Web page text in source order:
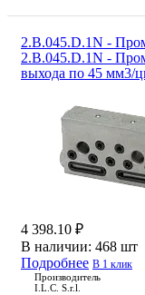
2.B.045.D.1N -
2.B.045.D.1N -
выхода по 45 мм3/
4 398.10 ₽
В наличии: 468 шт
Подробнее В 1 клик
Производитель
I.L.C. S.r.l.